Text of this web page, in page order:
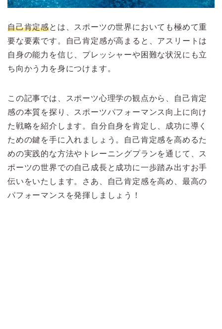
自己肯定感とは、スポーツの世界においても極めて重
要な要素です。自己肯定感が高まると、アスリートは
自身の能力を信じ、プレッシャーや困難な状況にも立
ち向かう力を身につけます。
この記事では、スポーツ心理学の観点から、自己肯定
感の本質を探り、スポーツパフォーマンス向上に向け
た戦略を紹介します。自分自身を肯定し、成功に導く
ための鍵を手に入れましょう。自己肯定感を高めるた
めの実践的な方法やトレーニングプランを通じて、ス
ポーツの世界での自己成長と成功に一歩踏み出すお手
伝いをいたします。さあ、自己肯定感を高め、最高の
パフォーマンスを発揮しましょう！